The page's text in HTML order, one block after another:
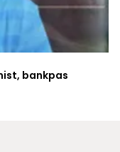
bankpas